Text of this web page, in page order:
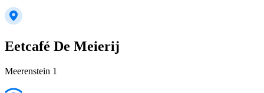
Eetcafé De Meierij
Meerenstein 1